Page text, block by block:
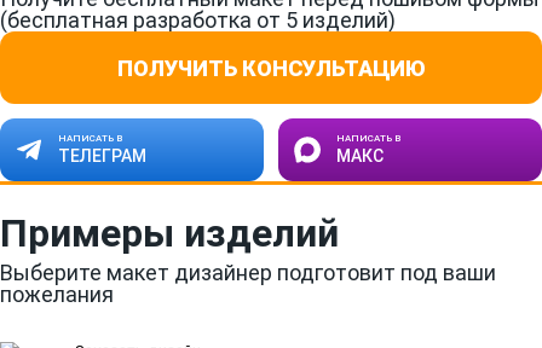
(бесплатная разработка от 5 изделий)
ПОЛУЧИТЬ КОНСУЛЬТАЦИЮ
НАПИСАТЬ В
ТЕЛЕГРАМ
НАПИСАТЬ В
МАКС
Примеры изделий
Выберите макет дизайнер подготовит под ваши
пожелания